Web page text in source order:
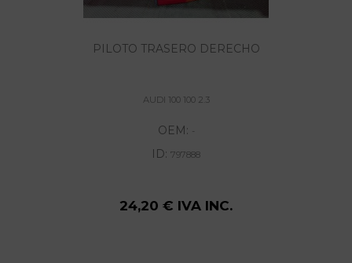
PILOTO TRASERO DERECHO
AUDI 100 100 2.3
OEM: -
ID: 797888
24,20 € IVA INC.